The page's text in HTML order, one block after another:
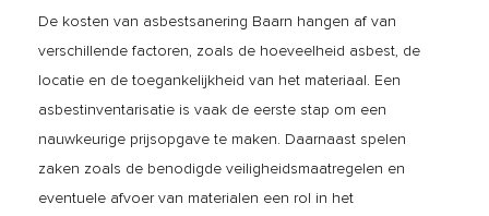
De kosten van asbestsanering Baarn hangen af van
verschillende factoren, zoals de hoeveelheid asbest, de
locatie en de toegankelijkheid van het materiaal. Een
asbestinventarisatie is vaak de eerste stap om een
nauwkeurige prijsopgave te maken. Daarnaast spelen
zaken zoals de benodigde veiligheidsmaatregelen en
eventuele afvoer van materialen een rol in het